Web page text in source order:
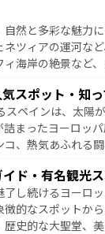
然と多彩な魅力に
ツィアの運河な
海岸の絶景など
せてくれるイタ
テンツ一覧を参照
スポット・知
ペインは、太陽
まったヨーロッ
、熱気あふれる
の城塞都市、穏
るスペインはその
一覧を参照してほ
ド・有名観光
し続けるヨーロ
的なスポットか
史的な大聖堂、